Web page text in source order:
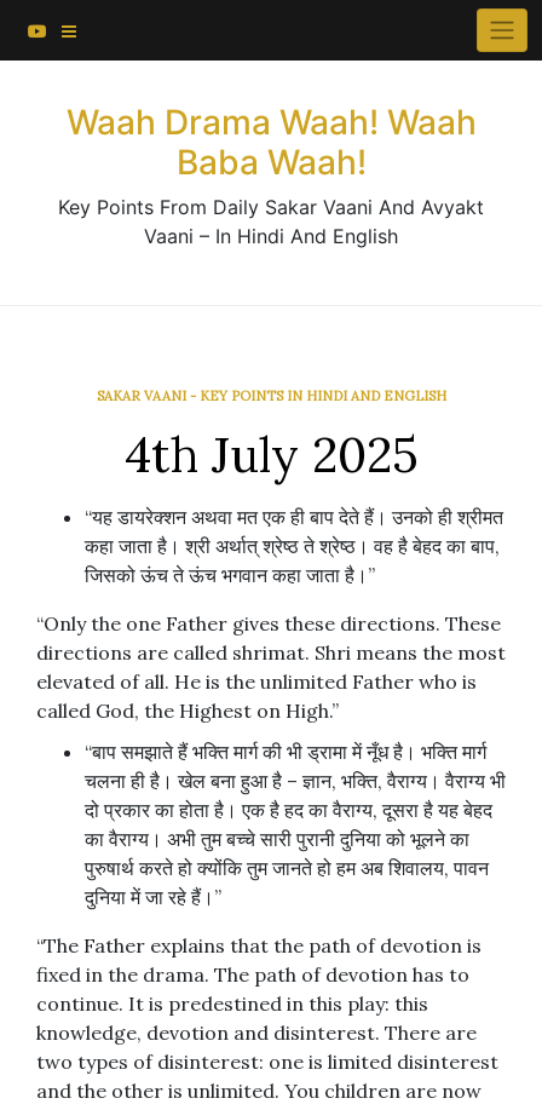
Waah Drama Waah! Waah
Baba Waah!
Key Points From Daily Sakar Vaani And Avyakt
Vaani – In Hindi And English
SAKAR VAANI - KEY POINTS IN HINDI AND ENGLISH
4th July 2025
“यह डायरेक्शन अथवा मत एक ही बाप देते हैं। उनको ही श्रीमत
कहा जाता है। श्री अर्थात् श्रेष्ठ ते श्रेष्ठ। वह है बेहद का बाप,
जिसको ऊंच ते ऊंच भगवान कहा जाता है।”
“Only the one Father gives these directions. These
directions are called shrimat. Shri means the most
elevated of all. He is the unlimited Father who is
called God, the Highest on High.”
“बाप समझाते हैं भक्ति मार्ग की भी ड्रामा में नूँध है। भक्ति मार्ग
चलना ही है। खेल बना हुआ है – ज्ञान, भक्ति, वैराग्य। वैराग्य भी
दो प्रकार का होता है। एक है हद का वैराग्य, दूसरा है यह बेहद
का वैराग्य। अभी तुम बच्चे सारी पुरानी दुनिया को भूलने का
पुरुषार्थ करते हो क्योंकि तुम जानते हो हम अब शिवालय, पावन
दुनिया में जा रहे हैं।”
“The Father explains that the path of devotion is
fixed in the drama. The path of devotion has to
continue. It is predestined in this play: this
knowledge, devotion and disinterest. There are
two types of disinterest: one is limited disinterest
and the other is unlimited. You children are now
×